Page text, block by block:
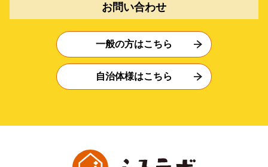
お問い合わせ
一般の方はこちら
自治体様はこちら